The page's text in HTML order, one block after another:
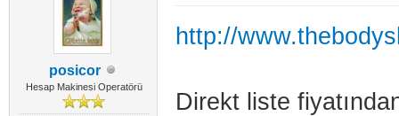
posicor
Hesap Makinesi Operatörü
http://
Direkt liste